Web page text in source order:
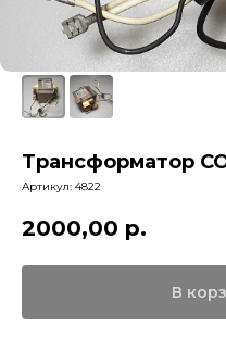
Трансформатор
Артикул: 4822
2000,00 р.
В